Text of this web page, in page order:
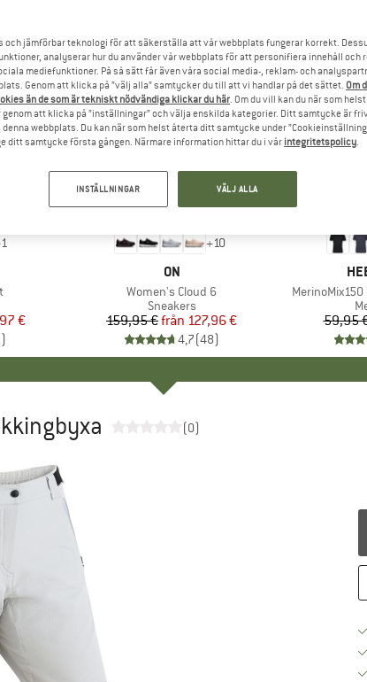
1
pris
€
)
+10
VARUMÄRKE
ON
Produkter
Women's Cloud 6
Produktgrupp
Sneakers
Pris
159,95 € Reducerat pris
från 127,96 €
4,7(48)
till 20%
Produkter
MerinoMix150
59,95
(0)
och jämförbar teknologi för att säkerställa att vår webbplats fungerar korrekt.
analyserar hur du använder vår webbplats för att personifiera innehåll och
mediefunktioner. På så sätt får även våra social media-, reklam- och
Genom att klicka på ”välj alla” samtycker du till att vi handlar på det sättet. Om
än de som är tekniskt nödvändiga klickar du här. Om du vill kan du när som
att klicka på ”inställningar” och välja enskilda kategorier. Ditt samtycke är
webbplats. Du kan när som helst återta ditt samtycke under
ditt samtycke första gången. Närmare information hittar du i vår integritetspolicy.
INSTÄLLNINGAR VÄLJ ALLA